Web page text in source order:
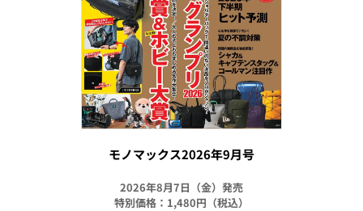
モノマックス2026年9月号
2026年8月7日（金）発売
特別価格：1,480円（税込）